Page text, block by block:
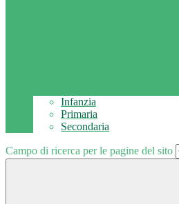
Infanzia
Primaria
Secondaria
Campo di ricerca per le pagine del sito